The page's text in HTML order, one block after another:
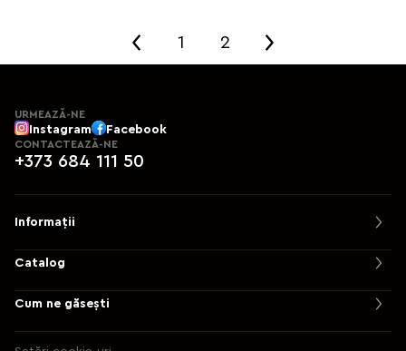
1 2
URMEAZĂ-NE
Instagram Facebook
CONTACTEAZĂ-NE
+373 684 111 50
Informații
Catalog
Cum ne găsești